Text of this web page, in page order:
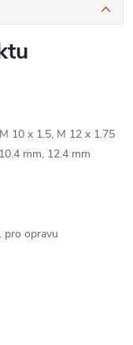
10 x 1.5, M 12 x 1.75
mm, 12.4 mm
pro opravu